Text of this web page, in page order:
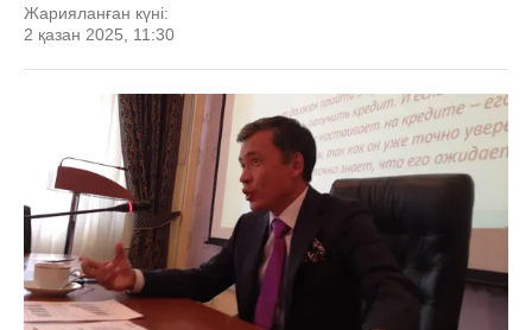
Жарияланған күні:
2 қазан 2025, 11:30